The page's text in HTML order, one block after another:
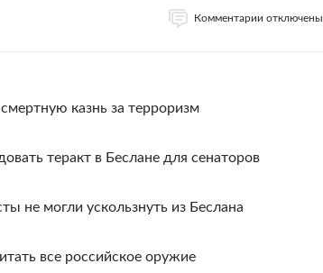
Комментарии отключены
казнь за терроризм
теракт в Беслане для сенаторов
не могли ускользнуть из Беслана
все российское оружие